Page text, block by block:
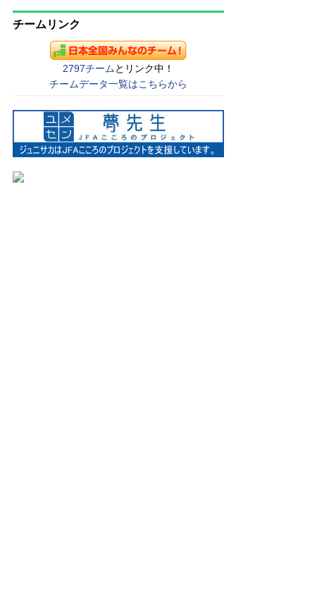
チームリンク
2797チーム とリンク中！
チームデータ一覧はこちらから